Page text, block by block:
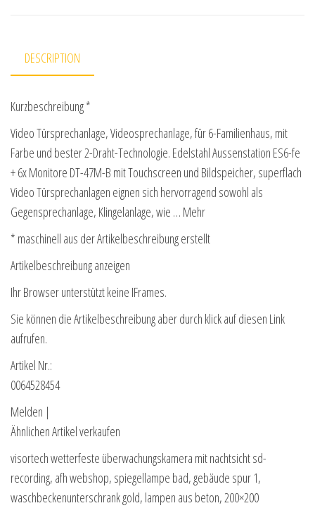
DESCRIPTION
Kurzbeschreibung *
Video Türsprechanlage, Videosprechanlage, für 6-Familienhaus, mit
Farbe und bester 2-Draht-Technologie. Edelstahl Aussenstation ES6-fe
+ 6x Monitore DT-47M-B mit Touchscreen und Bildspeicher, superflach
Video Türsprechanlagen eignen sich hervorragend sowohl als
Gegensprechanlage, Klingelanlage, wie … Mehr
* maschinell aus der Artikelbeschreibung erstellt
Artikelbeschreibung anzeigen
Ihr Browser unterstützt keine IFrames.
Sie können die Artikelbeschreibung aber durch klick auf diesen Link
aufrufen.
Artikel Nr.:
0064528454
Melden |
Ähnlichen Artikel verkaufen
visortech wetterfeste überwachungskamera mit nachtsicht sd-
recording, afh webshop, spiegellampe bad, gebäude spur 1,
waschbeckenunterschrank gold, lampen aus beton, 200×200